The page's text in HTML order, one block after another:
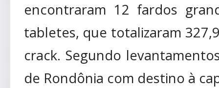
encontraram 12 fardos
tabletes, que totalizaram
crack. Segundo
de Rondônia com destino à